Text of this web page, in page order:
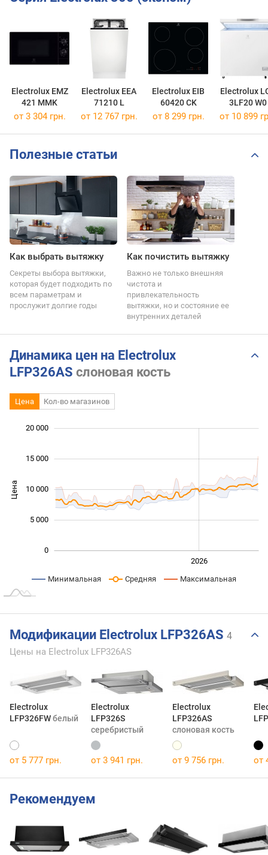
Electrolux EMZ
421 MMK
Electrolux EEA
71210 L
Electrolux EIB
60420 CK
Electrolux
3LF20 W0
от 3 304 грн. от 12 767 грн. от 8 299 грн. от 10 899
Полезные статьи
Как выбрать вытяжку
Секреты выбора вытяжки,
которая будет подходить по
всем параметрам и
прослужит долгие годы
Как почистить вытяжку
Важно не только внешняя
чистота и
привлекательность
вытяжки, но и состояние ее
внутренних деталей
Динамика цен на Electrolux
LFP326AS слоновая кость
Цена Кол-во магазинов
Цена 10 000
0
5 000
10 000
15 000
20 000
2026
Минимальная Средняя Максимальная
Модификации Electrolux LFP326AS 4
Цены на Electrolux LFP326AS
Electrolux
LFP326FWбелый
Electrolux
LFP326S
серебристый
Electrolux
LFP326AS
слоновая кость
от 5 777 грн. от 3 941 грн. от 9 756 грн. от
Рекомендуем